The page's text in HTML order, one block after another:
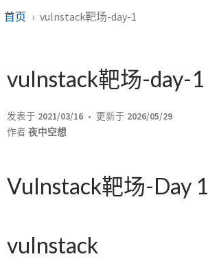
首页 vulnstack靶场-day-1
vulnstack靶场-day-1
发表于 2021/03/16 更新于 2026/05/29
作者 夜中空想
Vulnstack靶场-Day 1
vulnstack